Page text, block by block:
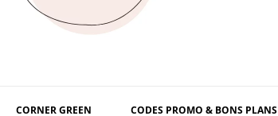
CORNER GREEN CODES PROMO & BONS PLANS